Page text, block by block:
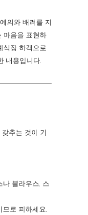
의와 배려를 지
마음을 표현하
식장 하객으로
내용입니다.
추는 것이 기
나 블라우스, 스
로 피하세요.